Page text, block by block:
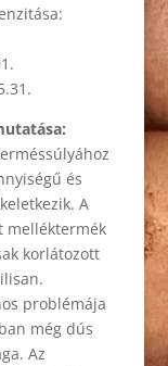
és
A
melléktermék
korlátozott
problémája
még dús
Az